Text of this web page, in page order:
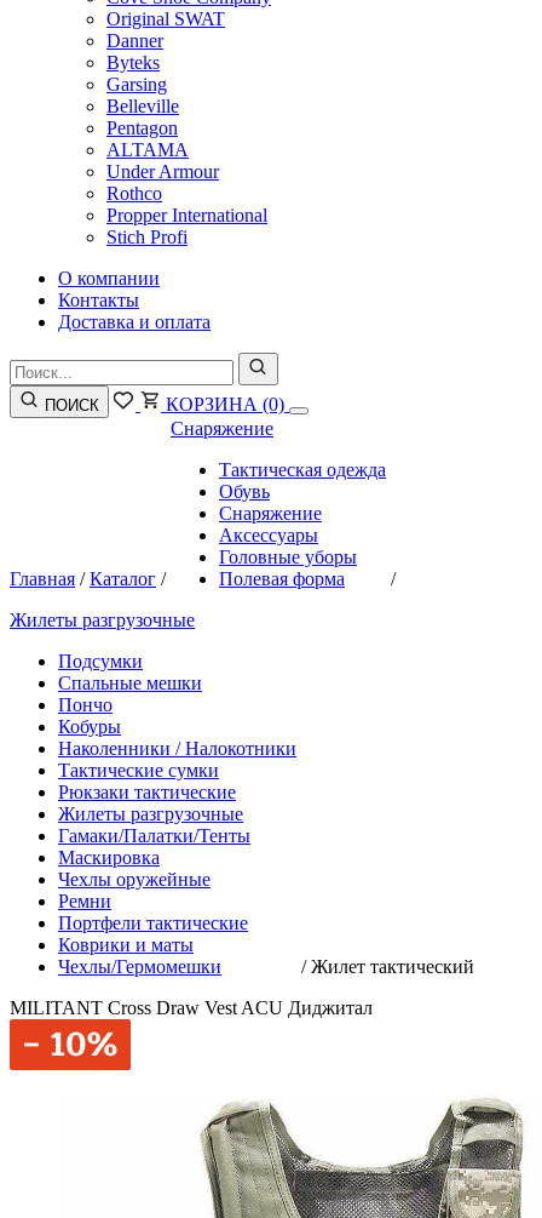
Original SWAT
Danner
Byteks
Garsing
Belleville
Pentagon
ALTAMA
Under Armour
Rothco
Propper International
Stich Profi
О компании
Контакты
Доставка и оплата
ПОИСК КОРЗИНА (0)
Главная /Каталог /
Снаряжение
Тактическая одежда
Обувь
Снаряжение
Аксессуары
Головные уборы
Полевая форма
/
Жилеты разгрузочные
Подсумки
Спальные мешки
Пончо
Кобуры
Наколенники / Налокотники
Тактические сумки
Рюкзаки тактические
Жилеты разгрузочные
Гамаки/Палатки/Тенты
Маскировка
Чехлы оружейные
Ремни
Портфели тактические
Коврики и маты
Чехлы/Гермомешки
/Жилет тактический
MILITANT Cross Draw Vest ACU Диджитал